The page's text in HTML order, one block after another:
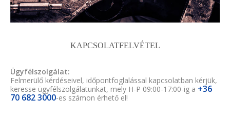
KAPCSOLATFELVÉTEL
Ügyfélszolgálat:
Felmerülő kérdéseivel, időpontfoglalással kapcsolatban kérjük,
keresse ügyfélszolgálatunkat, mely H-P 09:00-17:00-ig a +36
70 682 3000-es számon érhető el!